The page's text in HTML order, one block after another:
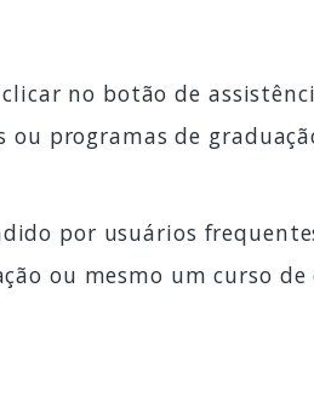
no botão de
programas de
por usuários
ou mesmo um curso